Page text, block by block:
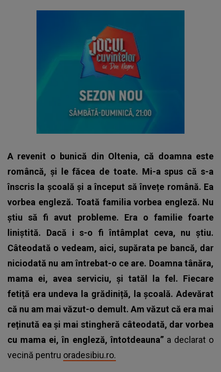
A revenit o bunică din Oltenia, că doamna este
româncă, și le făcea de toate. Mi-a spus că s-a
înscris la școală și a început să învețe română. Ea
vorbea engleză. Toată familia vorbea engleză. Nu
știu să fi avut probleme. Era o familie foarte
liniștită. Dacă i s-o fi întâmplat ceva, nu știu.
Câteodată o vedeam, aici, supărata pe bancă, dar
niciodată nu am întrebat-o ce are. Doamna tânăra,
mama ei, avea serviciu, și tatăl la fel. Fiecare
fetiță era undeva la grădiniță, la școală. Adevărat
că nu am mai văzut-o demult. Am văzut că era mai
reținută ea și mai stingheră câteodată, dar vorbea
cu mama ei, în engleză, întotdeauna” a declarat o
vecină pentru oradesibiu.ro.